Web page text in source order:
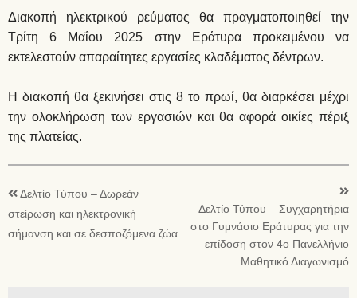
Διακοπή ηλεκτρικού ρεύματος θα πραγματοποιηθεί την
Τρίτη 6 Μαΐου 2025 στην Εράτυρα προκειμένου να
εκτελεστούν απαραίτητες εργασίες κλαδέματος δέντρων.
Η διακοπή θα ξεκινήσει στις 8 το πρωί, θα διαρκέσει μέχρι
την ολοκλήρωση των εργασιών και θα αφορά οικίες πέριξ
της πλατείας.
Δελτίο Τύπου – Δωρεάν
στείρωση και ηλεκτρονική
σήμανση και σε δεσποζόμενα ζώα
Δελτίο Τύπου – Συγχαρητήρια
στο Γυμνάσιο Εράτυρας για την
επίδοση στον 4ο Πανελλήνιο
Μαθητικό Διαγωνισμό